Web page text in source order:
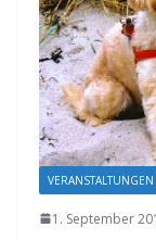
VERANSTALTUNGEN
1. September